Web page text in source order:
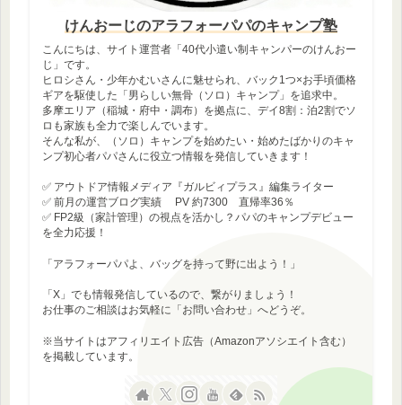
けんおーじのアラフォーパパのキャンプ塾
こんにちは、サイト運営者「40代小遣い制キャンパーのけんおー
じ」です。
ヒロシさん・少年かむいさんに魅せられ、バック1つ×お手頃価格
ギアを駆使した「男らしい無骨（ソロ）キャンプ」を追求中。
多摩エリア（稲城・府中・調布）を拠点に、デイ8割：泊2割でソ
ロも家族も全力で楽しんでいます。
そんな私が、（ソロ）キャンプを始めたい・始めたばかりのキャ
ンプ初心者パパさんに役立つ情報を発信していきます！
✅ アウトドア情報メディア『ガルビィプラス』編集ライター
✅ 前月の運営ブログ実績 PV 約7300 直帰率36％
✅ FP2級（家計管理）の視点を活かし？パパのキャンプデビュー
を全力応援！
「アラフォーパパよ、バッグを持って野に出よう！」
「X」でも情報発信しているので、繋がりましょう！
お仕事のご相談はお気軽に「お問い合わせ」へどうぞ。
※当サイトはアフィリエイト広告（Amazonアソシエイト含む）
を掲載しています。